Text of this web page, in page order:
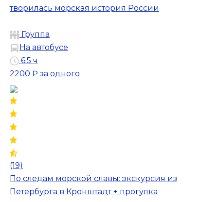
творилась морская история России
Группа
На автобусе
6.5 ч
2200 ₽ за одного
(19)
По следам морской славы: экскурсия из
Петербурга в Кронштадт + прогулка